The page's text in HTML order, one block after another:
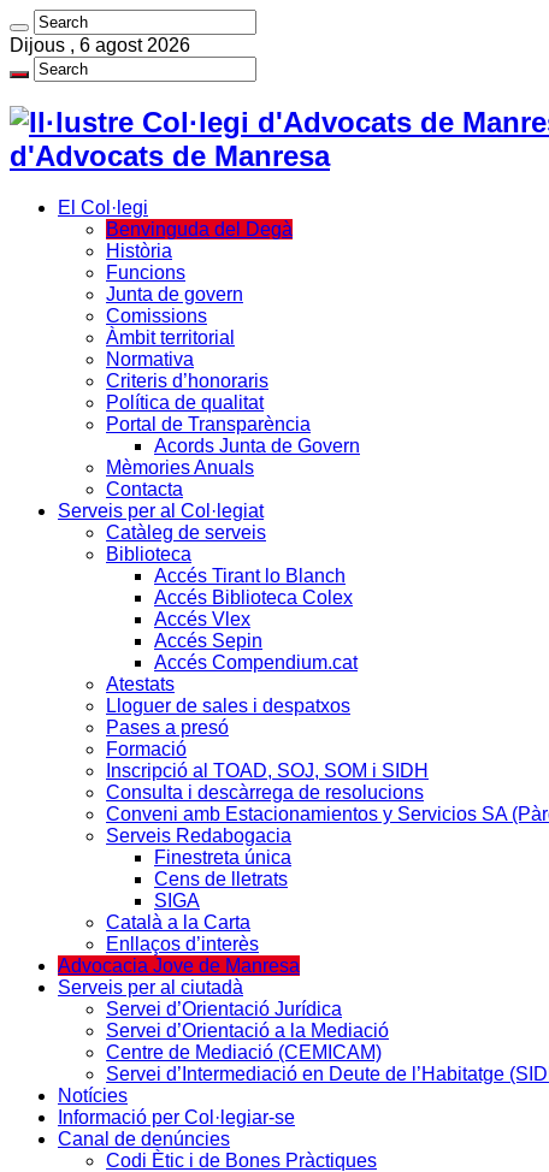
Dijous , 6 agost 2026
d'Advocats de Manresa
El Col·legi
Benvinguda del Degà
Història
Funcions
Junta de govern
Comissions
Àmbit territorial
Normativa
Criteris d’honoraris
Política de qualitat
Portal de Transparència
Acords Junta de Govern
Mèmories Anuals
Contacta
Serveis per al Col·legiat
Catàleg de serveis
Biblioteca
Accés Tirant lo Blanch
Accés Biblioteca Colex
Accés Vlex
Accés Sepin
Accés Compendium.cat
Atestats
Lloguer de sales i despatxos
Pases a presó
Formació
Inscripció al TOAD, SOJ, SOM i SIDH
Consulta i descàrrega de resolucions
Conveni amb Estacionamientos y Servicios SA
Serveis Redabogacia
Finestreta única
Cens de lletrats
SIGA
Català a la Carta
Enllaços d’interès
Advocacia Jove de Manresa
Serveis per al ciutadà
Servei d’Orientació Jurídica
Servei d’Orientació a la Mediació
Centre de Mediació (CEMICAM)
Servei d’Intermediació en Deute de l’Habitatge
Notícies
Informació per Col·legiar-se
Canal de denúncies
Codi Ètic i de Bones Pràctiques